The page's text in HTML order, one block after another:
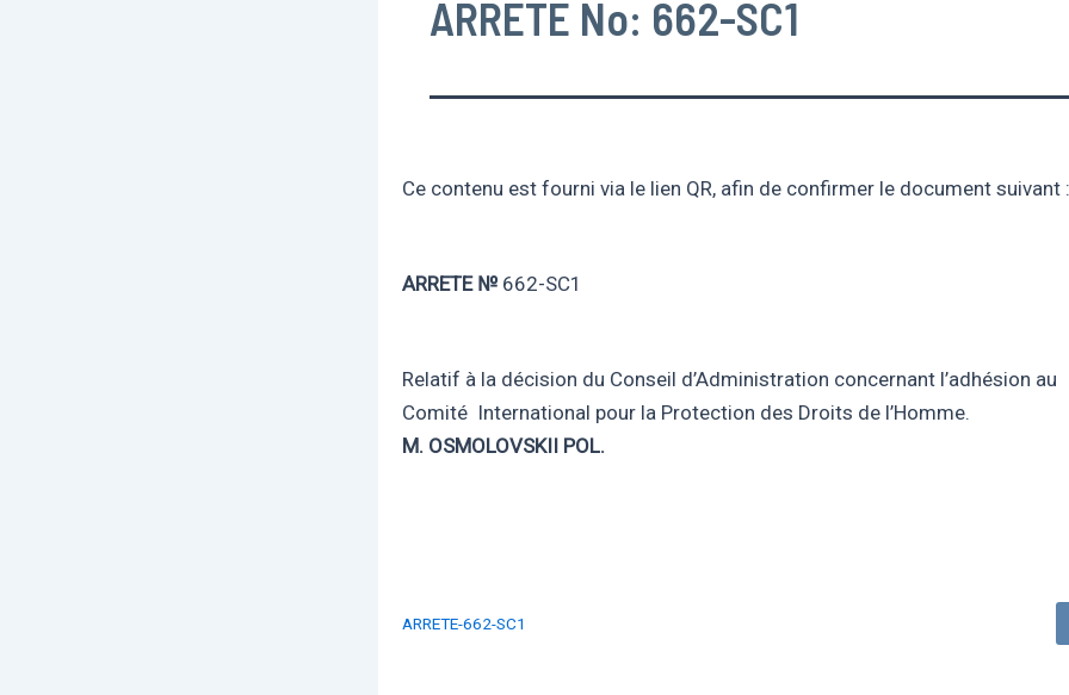
ARRETE No: 662-SC1
Ce contenu est fourni via le lien QR, afin de confirmer le document suivant :
ARRETE № 662-SC1
Relatif à la décision du Conseil d’Administration concernant l’adhésion au
Comité International pour la Protection des Droits de l’Homme.
M. OSMOLOVSKII POL.
ARRETE-662-SC1